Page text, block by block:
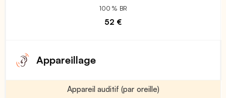
100 % BR
52 €
Appareillage
Appareil auditif (par oreille)